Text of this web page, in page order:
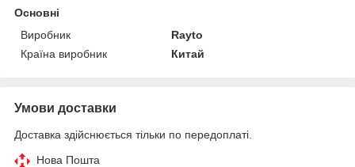
Основні
Виробник
Rayto
Країна виробник
Китай
Умови доставки
Доставка здійснюється тільки по передоплаті.
Нова Пошта